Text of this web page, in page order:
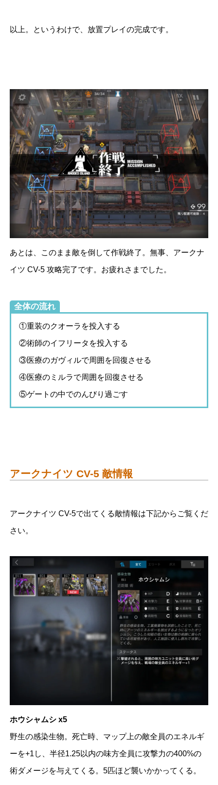
以上。というわけで、放置プレイの完成です。
あとは、このまま敵を倒して作戦終了。無事、アークナ
イツ CV-5 攻略完了です。お疲れさまでした。
全体の流れ
①重装のクオーラを投入する
②術師のイフリータを投入する
③医療のガヴィルで周囲を回復させる
④医療のミルラで周囲を回復させる
⑤ゲートの中でのんびり過ごす
アークナイツ CV-5 敵情報
アークナイツ CV-5で出てくる敵情報は下記からご覧くだ
さい。
ホウシャムシ x5
野生の感染生物。死亡時、マップ上の敵全員のエネルギ
ーを+1し、半径1.25以内の味方全員に攻撃力の400%の
術ダメージを与えてくる。5匹ほど襲いかかってくる。